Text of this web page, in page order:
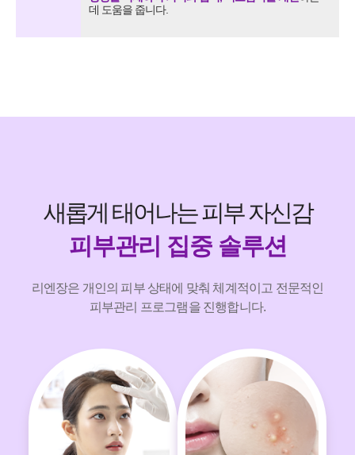
데 도움을 줍니다.
새롭게 태어나는 피부 자신감
피부관리 집중 솔루션
리엔장은 개인의 피부 상태에 맞춰 체계적이고 전문적인
피부관리 프로그램을 진행합니다.